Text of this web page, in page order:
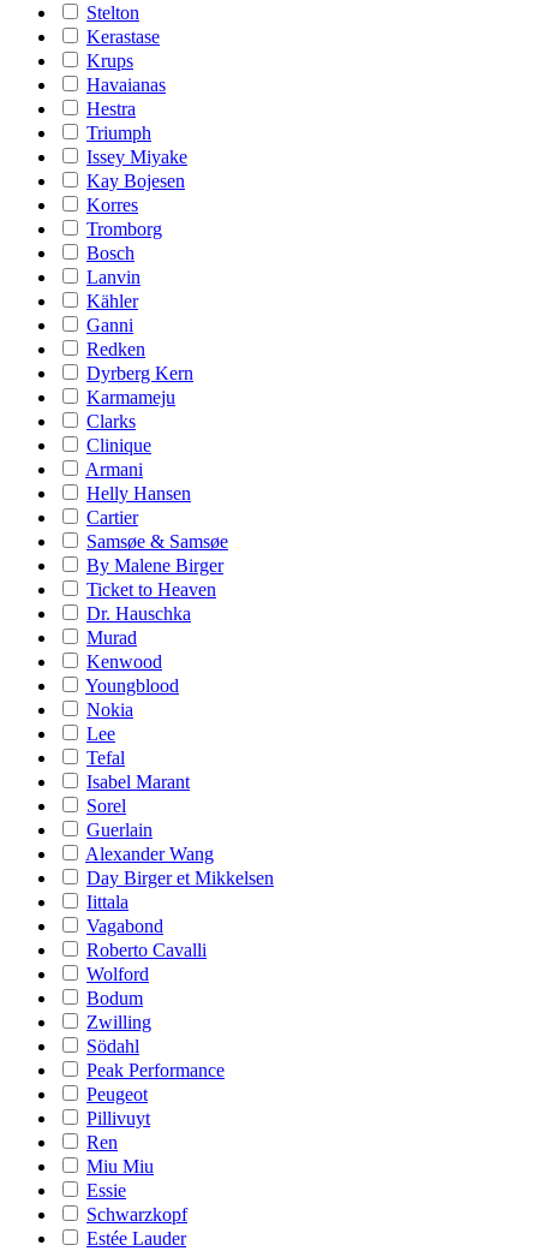
Stelton
Kerastase
Krups
Havaianas
Hestra
Triumph
Issey Miyake
Kay Bojesen
Korres
Tromborg
Bosch
Lanvin
Kähler
Ganni
Redken
Dyrberg Kern
Karmameju
Clarks
Clinique
Armani
Helly Hansen
Cartier
Samsøe & Samsøe
By Malene Birger
Ticket to Heaven
Dr. Hauschka
Murad
Kenwood
Youngblood
Nokia
Lee
Tefal
Isabel Marant
Sorel
Guerlain
Alexander Wang
Day Birger et Mikkelsen
Iittala
Vagabond
Roberto Cavalli
Wolford
Bodum
Zwilling
Södahl
Peak Performance
Peugeot
Pillivuyt
Ren
Miu Miu
Essie
Schwarzkopf
Estée Lauder